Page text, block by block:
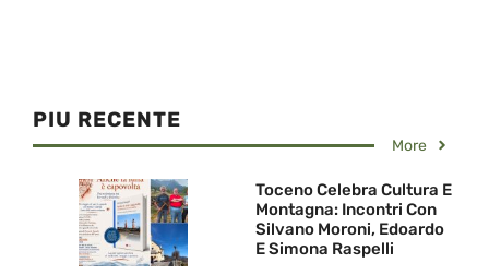
PIU RECENTE
More
Toceno Celebra Cultura E
Montagna: Incontri Con
Silvano Moroni, Edoardo
E Simona Raspelli